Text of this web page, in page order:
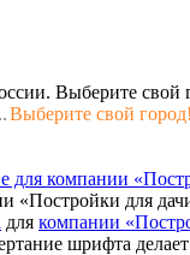
Выберите свой
Выберите свой город!
для компании
«Постройки для
для компании
шрифта